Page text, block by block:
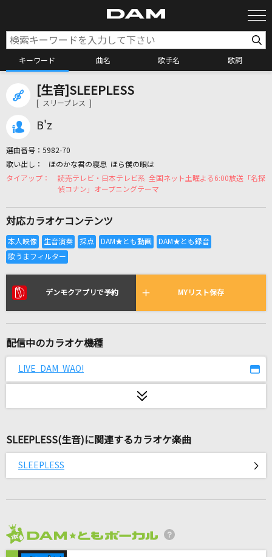
キーワード 曲名 歌手名 歌詞
カラオケ検索
カラオケリクエスト
全国りれき
リアルタイムで歌われている曲の一覧
赤いスイートピー
松田聖子
夏祭り
Whiteberry
死神
米津玄師
ライラック
Mrs. GREEN APPLE
Creepy Nuts
around the world
[生音]SLEEPLESS
[ スリープレス ]
B'z
選曲番号： 5982-70
ほのかな君の寝息 ほら僕の眼は
読売テレビ・日本テレビ系 全国ネット土曜よる6:00放送「名探
偵コナン」オープニングテーマ
対応カラオケコンテンツ
デンモクアプリで予約 MYリスト保存
配信中のカラオケ機種
LIVE DAM WAO!
SLEEPLESS(生音)に関連するカラオケ楽曲
SLEEPLESS